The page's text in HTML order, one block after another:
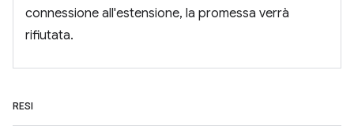
connessione all'estensione, la promessa verrà
rifiutata.
RESI